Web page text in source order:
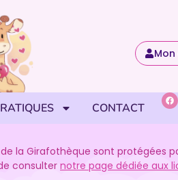
CONTACT
la Girafothèque sont protégées
consulter notre page dédiée aux